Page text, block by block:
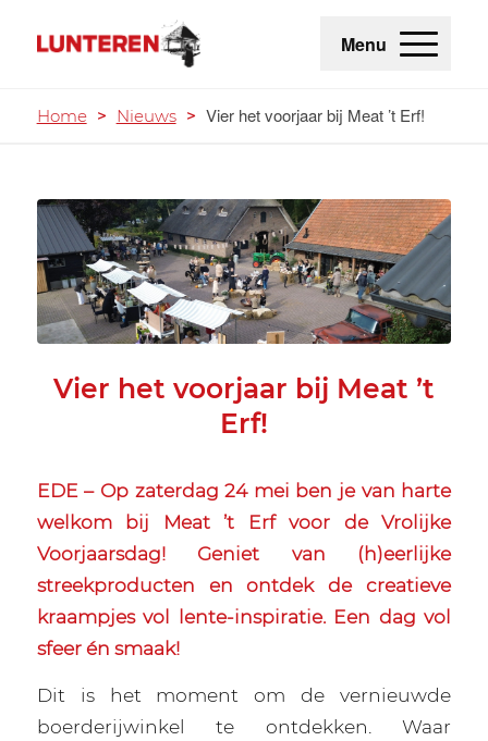
Menu
Home > Nieuws > Vier het voorjaar bij Meat ’t Erf!
Vier het voorjaar bij Meat ’t
Erf!
EDE – Op zaterdag 24 mei ben je van harte
welkom bij Meat ’t Erf voor de Vrolijke
Voorjaarsdag! Geniet van (h)eerlijke
streekproducten en ontdek de creatieve
kraampjes vol lente-inspiratie. Een dag vol
sfeer én smaak!
Dit is het moment om de vernieuwde
boerderijwinkel te ontdekken. Waar